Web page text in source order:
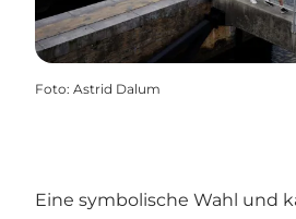
Foto: Astrid Dalum
Eine symbolische Wahl und